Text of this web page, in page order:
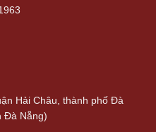
Hải Châu, thành phố Đà
Đà Nẵng)